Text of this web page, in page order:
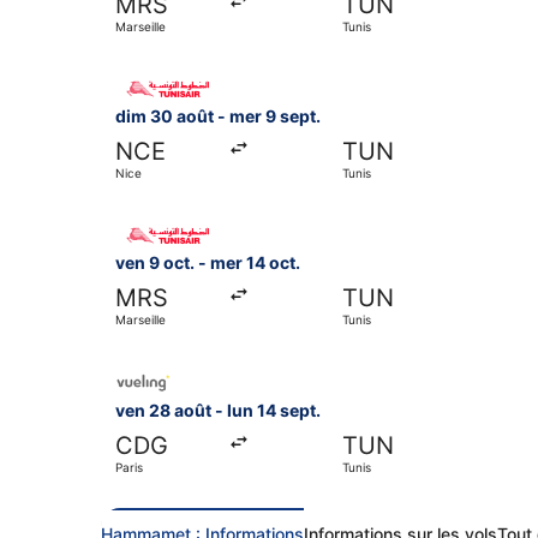
Marseille Tunis
dim 30 août - mer 9 sept.
NCE
Nice
TUN
Tunis
ven 9 oct. - mer 14 oct.
MRS
Marseille
TUN
Tunis
ven 28 août - lun 14 sept.
CDG
Paris
TUN
Tunis
Hammamet : InformationsInformations sur les volsTout